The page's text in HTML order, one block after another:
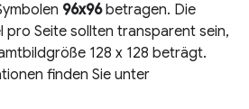
96x96betragen. Die
pro Seite sollten transparent sein,
128 x 128 beträgt.
finden Sie unter